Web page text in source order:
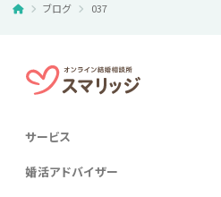
ブログ 037
サービス
婚活アドバイザー